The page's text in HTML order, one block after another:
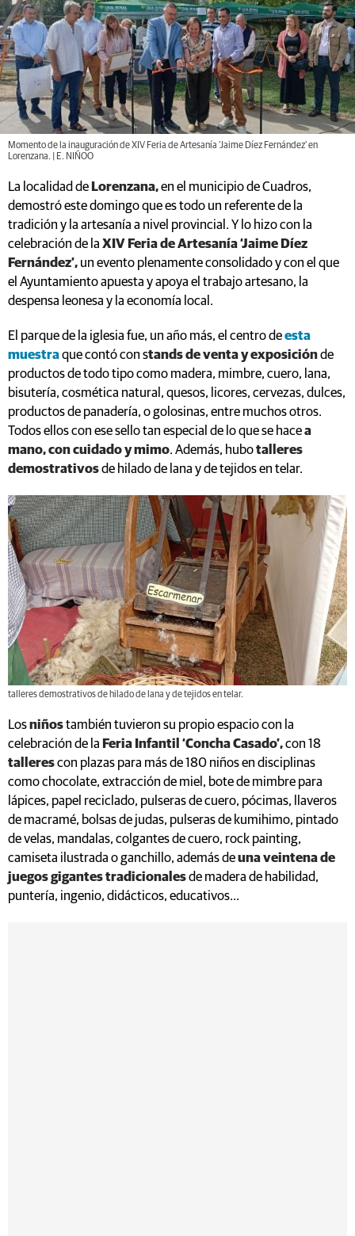
Momento de la inauguración de XIV Feria de Artesanía ‘Jaime Díez Fernández’ en
Lorenzana. | E. NIÑOO
La localidad de Lorenzana,en el municipio de Cuadros,
demostró este domingo que es todo un referente de la
tradición y la artesanía a nivel provincial. Y lo hizo con la
celebración de la XIV Feria de Artesanía ‘Jaime Díez
Fernández’, un evento plenamente consolidado y con el que
el Ayuntamiento apuesta y apoya el trabajo artesano, la
despensa leonesa y la economía local.
El parque de la iglesia fue, un año más, el centro deesta
muestraque contó con stands de venta y exposiciónde
productos de todo tipo como madera, mimbre, cuero, lana,
bisutería, cosmética natural, quesos, licores, cervezas, dulces,
productos de panadería, o golosinas, entre muchos otros.
Todos ellos con ese sello tan especial de lo que se hacea
mano, con cuidado y mimo. Además, hubotalleres
demostrativosde hilado de lana y de tejidos en telar.
talleres demostrativos de hilado de lana y de tejidos en telar.
Losniñostambién tuvieron su propio espacio con la
celebración de la Feria Infantil ‘Concha Casado’,con 18
tallerescon plazas para más de 180 niños en disciplinas
como chocolate, extracción de miel, bote de mimbre para
lápices, papel reciclado, pulseras de cuero, pócimas, llaveros
de macramé, bolsas de judas, pulseras de kumihimo, pintado
de velas, mandalas, colgantes de cuero, rock painting,
camiseta ilustrada o ganchillo, además deuna veintena de
juegos gigantes tradicionalesde madera de habilidad,
puntería, ingenio, didácticos, educativos...